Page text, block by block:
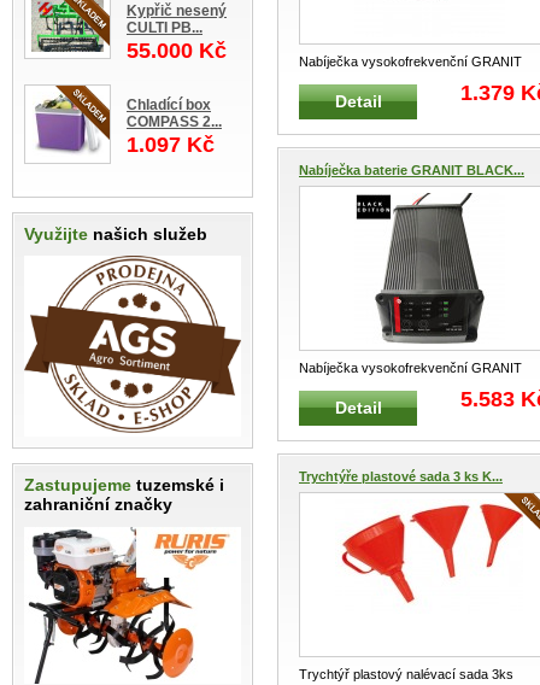
Kypřič nesený
CULTI PB...
55.000 Kč
Chladící box
COMPASS 2...
1.097 Kč
Využijte našich služeb
Zastupujeme tuzemské i
zahraniční značky
Nabíječka vysokofrekvenční GRANIT
BLACK EDITION 12V/160 Ah Pulsní pln
Detail 1.379
Nabíječka baterie GRANIT BLACK...
Nabíječka vysokofrekvenční GRANIT
BLACK EDITION 12V/500 Ah Pulsní pln
Detail 5.583
Trychtýře plastové sada 3 ks K...
Trychtýř plastový nalévací sada 3ks